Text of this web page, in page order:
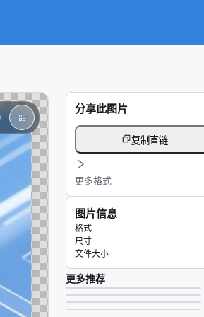
分享此图片
复制直链
更多格式
图片信息
格式
尺寸
文件大小
更多推荐